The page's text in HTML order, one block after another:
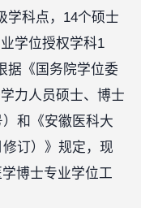
学科点，14个硕士
学位授权学科1
据《国务院学位委
力人员硕士、博士
和《安徽医科大
订）》规定，现
博士专业学位工